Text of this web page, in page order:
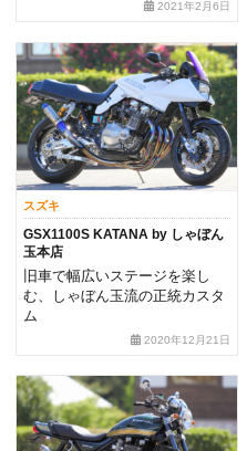
2021年2月6日
スズキ
GSX1100S KATANA by しゃぼん
玉本店
旧車で幅広いステージを楽し
む、しゃぼん玉流の正統カスタ
ム
2020年12月21日